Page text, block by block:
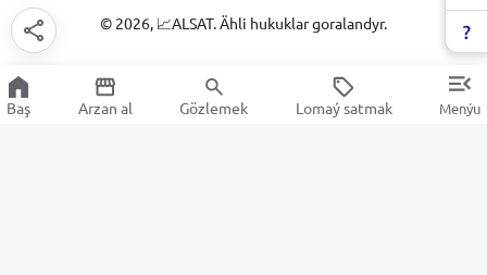
© 2026, 📈ALSAT. Ähli hukuklar goralandyr.
Baş Arzan al Gözlemek Lomaý satmak Menýu